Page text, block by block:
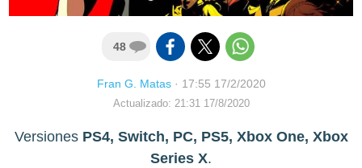
48
Fran G. Matas· 17:55 17/2/2020
Actualizado: 21:31 17/8/2020
Versiones PS4, Switch, PC, PS5, Xbox One, Xbox
Series X.